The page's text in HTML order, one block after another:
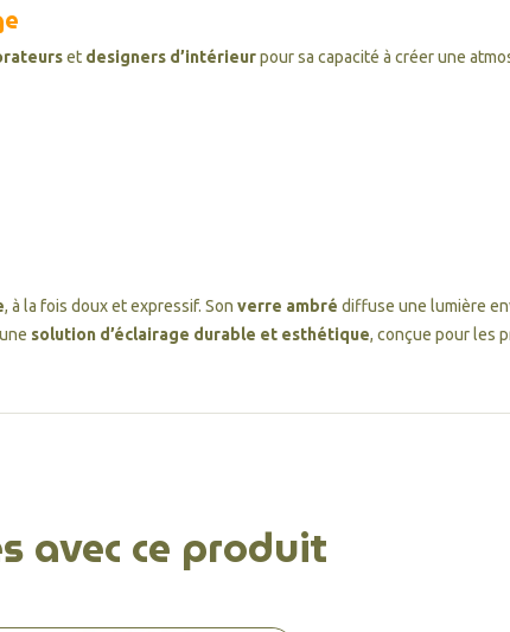
et designers d’intérieurpour sa capacité à créer une
, à la fois doux et expressif. Son verre ambré diffuse une lumière
solution d’éclairage durable et esthétique, conçue pour les
avec ce produit